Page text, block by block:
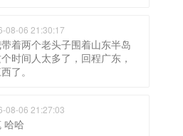
08-06 21:30:17
着两个老头子围着山东半岛
时间人太多了，回程广东，
了。
08-06 21:27:03
哈哈